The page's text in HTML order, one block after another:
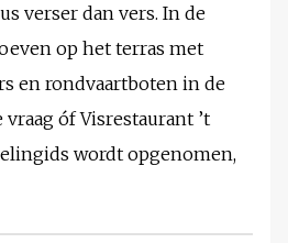
verser dan vers. In de
op het terras met
en rondvaartboten in de
óf Visrestaurant ’t
wordt opgenomen,